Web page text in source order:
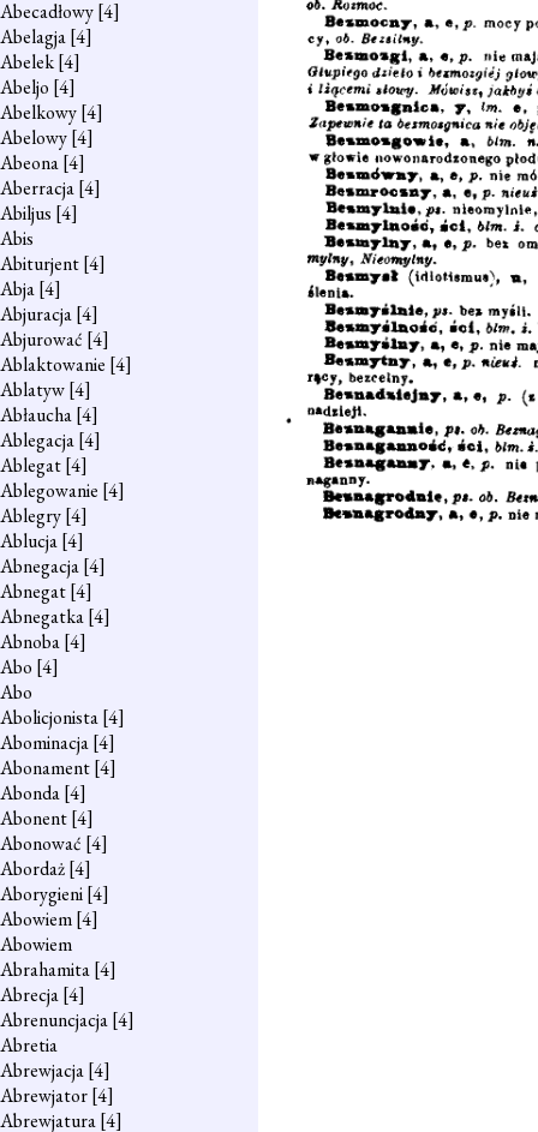
Abecadłowy[4]
Abelagja[4]
Abelek[4]
Abeljo [4]
Abelkowy[4]
Abelowy[4]
Abeona[4]
Aberracja[4]
Abiljus [4]
Abis
Abiturjent[4]
Abja[4]
Abjuracja[4]
Abjurować [4]
Ablaktowanie [4]
Ablatyw[4]
Abłaucha[4]
Ablegacja[4]
Ablegat[4]
Ablegowanie [4]
Ablegry[4]
Ablucja[4]
Abnegacja[4]
Abnegat[4]
Abnegatka[4]
Abnoba[4]
Abo [4]
Abo
Abolicjonista[4]
Abominacja[4]
Abonament[4]
Abonda[4]
Abonent[4]
Abonować [4]
Abordaż[4]
Aborygieni[4]
Abowiem[4]
Abowiem
Abrahamita[4]
Abrecja[4]
Abrenuncjacja[4]
Abretia
Abrewjacja[4]
Abrewjator[4]
Abrewjatura[4]